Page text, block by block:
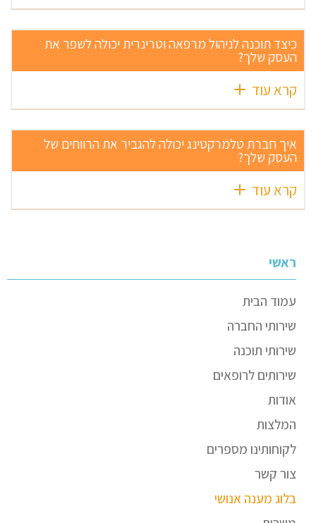
כיצד תוכנה לניהול מרפאה וטרינרית יכולה לשפר את
העסק שלך?
קרא עוד
איך חברת טלמרקטינג יכולה להגביר את הרווחים של
העסק שלך?
קרא עוד
ראשי
עמוד הבית
שירותי החברה
שירותי תוכנה
שירותים לרופאים
אודות
המלצות
לקוחותינו מספרים
צור קשר
בלוג מענה אנושי